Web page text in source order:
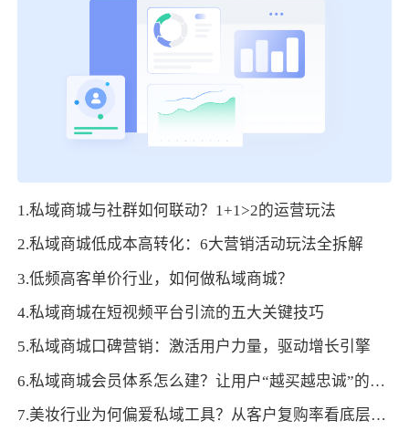
1.私域商城与社群如何联动？1+1>2的运营玩法
2.私域商城低成本高转化：6大营销活动玩法全拆解
3.低频高客单价行业，如何做私域商城？
4.私域商城在短视频平台引流的五大关键技巧
5.私域商城口碑营销：激活用户力量，驱动增长引擎
6.私域商城会员体系怎么建？让用户“越买越忠诚”的设计方案
7.美妆行业为何偏爱私域工具？从客户复购率看底层逻辑